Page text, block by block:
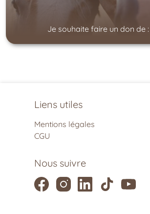
Je souhaite faire un don de :
Liens utiles
Mentions légales
CGU
Nous suivre